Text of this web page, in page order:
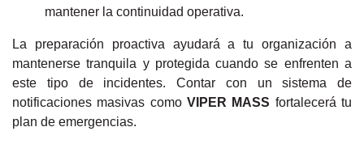
mantener la continuidad operativa.
La preparación proactiva ayudará a tu organización a
mantenerse tranquila y protegida cuando se enfrenten a
este tipo de incidentes. Contar con un sistema de
notificaciones masivas como VIPER MASS fortalecerá tu
plan de emergencias.